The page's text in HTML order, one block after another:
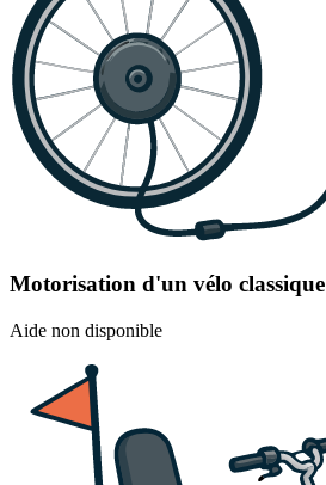
Motorisation d'un vélo classique
Aide non disponible